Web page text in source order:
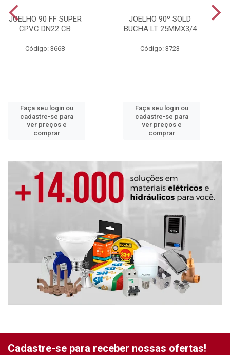
JOELHO 90 FF SUPER
CPVC DN22 CB
Código: 3668
Faça seu login ou
cadastre-se para
ver preços e
comprar
JOELHO 90º SOLD
BUCHA LT 25MMX3/4
Código: 3723
Faça seu login ou
cadastre-se para
ver preços e
comprar
Cadastre-se para receber nossas ofertas!